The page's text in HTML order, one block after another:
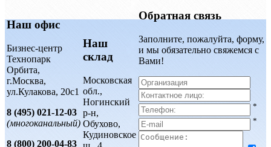
Наш офис
Бизнес-центр
Технопарк
Орбита,
г.Москва,
ул.Кулакова, 20с1
8 (495) 021-12-03
(многоканальный)
8 (800) 200-04-83
Наш
склад
Московская
обл.,
Ногинский
р-н,
Обухово,
Кудиновское
Обратная связь
Заполните, пожалуйта, форму,
и мы обязательно свяжемся с
Вами!
*
*